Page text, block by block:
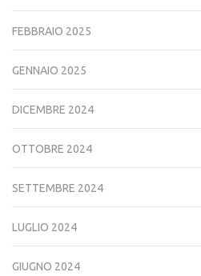
FEBBRAIO 2025
GENNAIO 2025
DICEMBRE 2024
OTTOBRE 2024
SETTEMBRE 2024
LUGLIO 2024
GIUGNO 2024